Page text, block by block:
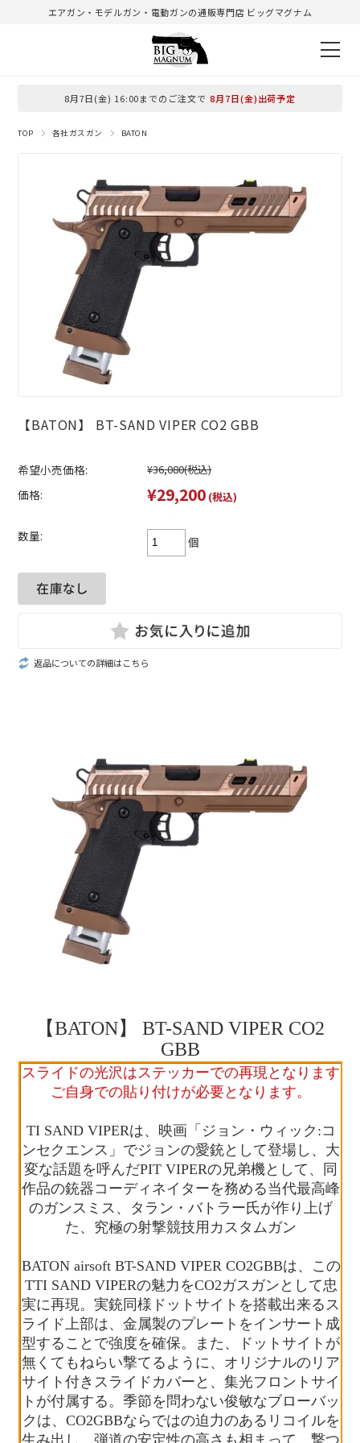
エアガン・モデルガン・電動ガンの通販専門店 ビッグマグナム
8月7日(金) 16:00までのご注文で 8月7日(金)出荷予定
TOP 各社ガスガン BATON
【BATON】 BT-SAND VIPER CO2 GBB
希望小売価格: ¥36,080(税込)
価格: ¥29,200 (税込)
数量: 個
返品についての詳細はこちら
【BATON】 BT-SAND VIPER CO2
GBB
スライドの光沢はステッカーでの再現となります
ご自身での貼り付けが必要となります。
TI SAND VIPERは、映画「ジョン・ウィック:コ
ンセクエンス」でジョンの愛銃として登場し、大
変な話題を呼んだPIT VIPERの兄弟機として、同
作品の銃器コーディネイターを務める当代最高峰
のガンスミス、タラン・バトラー氏が作り上げ
た、究極の射撃競技用カスタムガン
BATON airsoft BT-SAND VIPER CO2GBBは、この
TTI SAND VIPERの魅力をCO2ガスガンとして忠
実に再現。実銃同様ドットサイトを搭載出来るス
ライド上部は、金属製のプレートをインサート成
型することで強度を確保。また、ドットサイトが
無くてもねらい撃てるように、オリジナルのリア
サイト付きスライドカバーと、集光フロントサイ
トが付属する。季節を問わない俊敏なブローバッ
クは、CO2GBBならではの迫力のあるリコイルを